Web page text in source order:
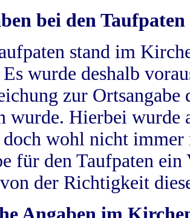
bei den Taufpaten
stand im
wurde deshalb
zur
wurde. Hierbei wurde
doch wohl nicht
für den Taufpaten
der Richtigkeit